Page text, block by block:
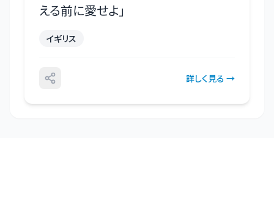
える前に愛せよ 」
イギリス
詳しく見る →